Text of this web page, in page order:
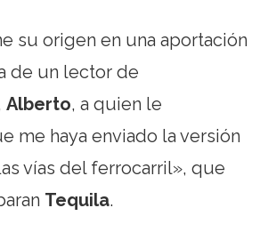
su origen en una aportación
de un lector de
Alberto, a quien le
me haya enviado la versión
vías del ferrocarril», que
Tequila.